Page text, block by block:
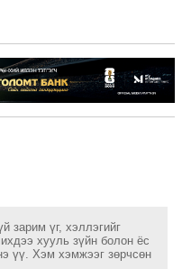
зарим үг, хэллэгийг
хууль зүйн болон ёс
үү. Хэм хэмжээг зөрчсөн